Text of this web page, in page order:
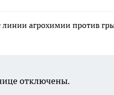
агрохимии против
отключены.